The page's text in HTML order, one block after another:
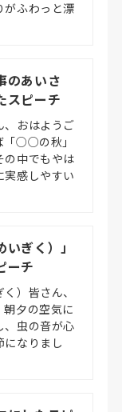
がふわっと漂
のあいさ
スピーチ
、おはようご
「○○の秋」
の中でもやは
実感しやすい
いぎく）」
ーチ
）皆さん、
夕の空気に
、虫の音が心
なりまし